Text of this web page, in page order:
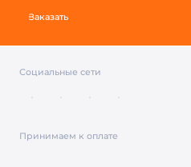
Заказать
Социальные сети
Принимаем к оплате